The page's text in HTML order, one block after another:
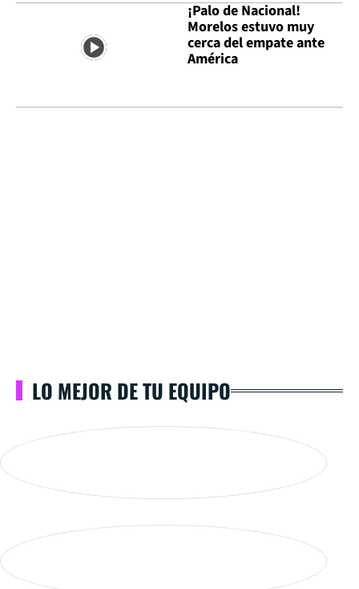
¡Palo de Nacional!
Morelos estuvo muy
cerca del empate ante
América
LO MEJOR DE TU EQUIPO